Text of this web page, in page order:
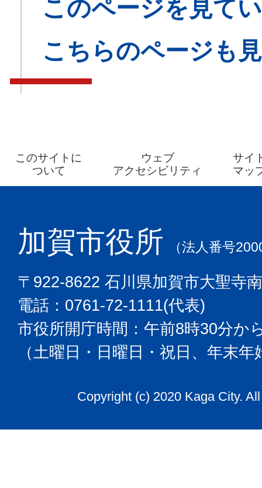
このページを見て
こちらのページも
このサイトに
ついて
ウェブ
アクセシビリティ
サイ
マッ
加賀市役所 （法人番号
〒922-8622 石川県加賀市大聖寺
電話：0761-72-1111(代表)
市役所開庁時間：午前8時30分か
（土曜日・日曜日・祝日、年末
Copyright (c) 2020 Kaga City.